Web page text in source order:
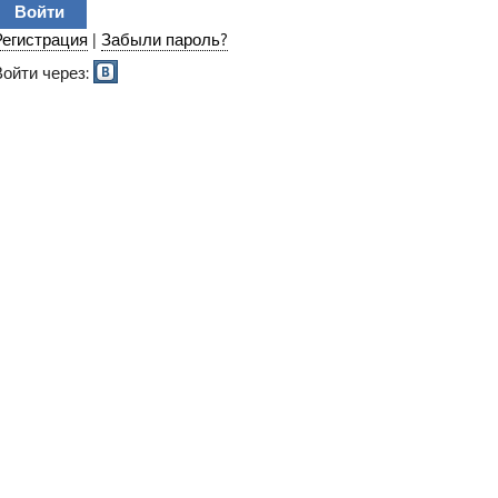
| Забыли пароль?
через: